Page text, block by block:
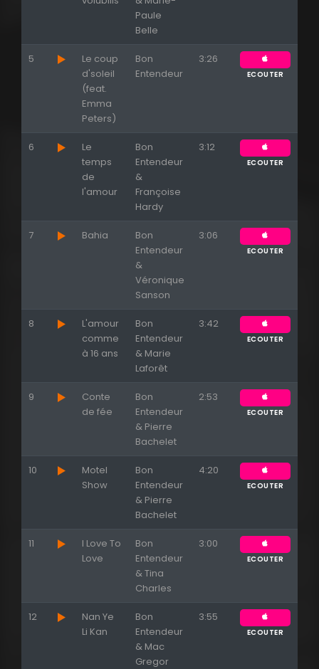
Appuyez sur ENTREE pour valider...
Paule
Belle
5
Le coup
d'soleil
(feat.
Emma
Peters)
Bon
Entendeur
3:26
ECOUTER
6
Le
temps
de
l'amour
Bon
Entendeur
&
Françoise
Hardy
3:12
ECOUTER
7 Bahia
Bon
Entendeur
&
Véronique
Sanson
3:06
ECOUTER
8
L'amour
comme
à 16 ans
Bon
Entendeur
& Marie
Laforêt
3:42
ECOUTER
9
Conte
de fée
Bon
Entendeur
& Pierre
Bachelet
2:53
ECOUTER
10
Motel
Show
Bon
Entendeur
& Pierre
Bachelet
4:20
ECOUTER
11
I Love To
Love
Bon
Entendeur
& Tina
Charles
3:00
ECOUTER
12
Nan Ye
Li Kan
Bon
Entendeur
& Mac
Gregor
3:55
ECOUTER